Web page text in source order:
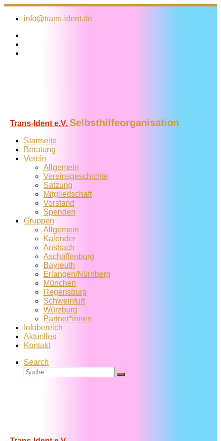
Zum
Inhalt
info@trans-ident.de
Trans-Ident e.V. Selbsthilfeorganisation
Startseite
Beratung
Verein
Allgemein
Vereins­geschichte
Satzung
Mitglied­schaft
Vorstand
Spenden
Gruppen
Allgemein
Kalender
Ansbach
Aschaffenburg
Bayreuth
Erlangen/Nürnberg
München
Regensburg
Schweinfurt
Würzburg
Partner*innen
Infobereich
Aktuelles
Kontakt
Search
Suche
Suche